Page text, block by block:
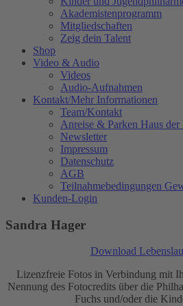
Akademistenprogramm
Mitgliedschaften
Zeig dein Talent
Shop
Video & Audio
Videos
Audio-Aufnahmen
Kontakt/Mehr Informationen
Team/Kontakt
Anreise & Parken Haus
Newsletter
Impressum
Datenschutz
AGB
Teilnahmebedingungen
Kunden-Login
Sandra Hager
Download
Lizenzfreie Fotos in Verbindung mit
Nennung des Fotocredits über die
Fuchs und/oder die